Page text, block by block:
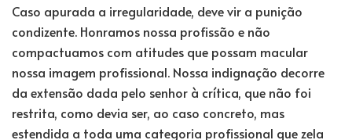
Caso apurada a irregularidade, deve vir a punição
condizente. Honramos nossa profissão e não
compactuamos com atitudes que possam macular
nossa imagem profissional. Nossa indignação decorre
da extensão dada pelo senhor à crítica, que não foi
restrita, como devia ser, ao caso concreto, mas
estendida a toda uma categoria profissional que zela